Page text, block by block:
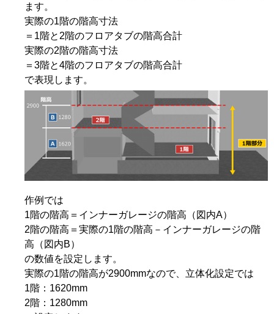
ます。
実際の1階の階高寸法
＝1階と2階のフロアタブの階高合計
実際の2階の階高寸法
＝3階と4階のフロアタブの階高合計
で表現します。
作例では
1階の階高＝インナーガレージの階高（図内A）
2階の階高＝実際の1階の階高－インナーガレージの階
高（図内B）
の数値を設定します。
実際の1階の階高が2900mmなので、立体化設定では
1階：1620mm
2階：1280mm